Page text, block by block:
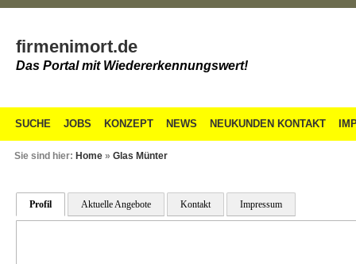
firmenimort.de
Das Portal mit Wiedererkennungswert!
SUCHE JOBS KONZEPT NEWS NEUKUNDEN KONTAKT
Sie sind hier: Home » Glas Münter
Profil Aktuelle Angebote Kontakt Impressum